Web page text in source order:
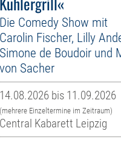
Die Comedy Show mit
Carolin Fischer, Lilly
Simone de Boudoir und
von Sacher
14.08.2026 bis 11.09.2026
(mehrere Einzeltermine im Zeitraum)
Central Kabarett Leipzig